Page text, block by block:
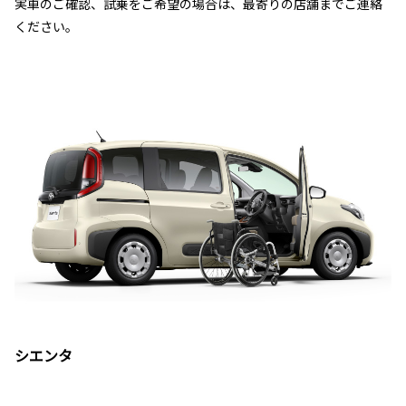
ください。
シエンタ